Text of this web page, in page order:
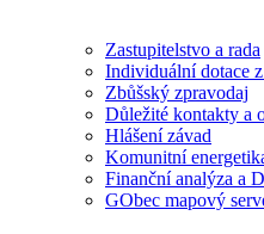
Zastupitelstvo a rada
Individuální dotace
Zbůšský zpravodaj
Důležité kontakty a
Hlášení závad
Komunitní
Finanční analýza a
GObec mapový